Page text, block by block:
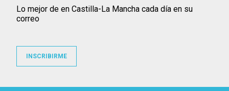
Lo mejor de en Castilla-La Mancha cada día en su
correo
INSCRIBIRME